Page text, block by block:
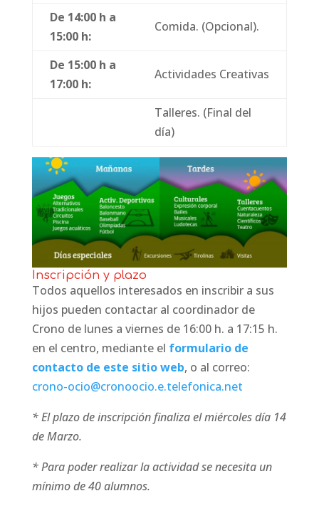
De 14:00 h a
15:00 h:
Comida. (Opcional).
De 15:00 h a
17:00 h:
Actividades Creativas
Talleres. (Final del
día)
Inscripción y plazo
Todos aquellos interesados en inscribir a sus
hijos pueden contactar al coordinador de
Crono de lunes a viernes de 16:00 h. a 17:15 h.
en el centro, mediante el formulario de
contacto de este sitio web, o al correo:
crono-ocio@cronoocio.e.telefonica.net
* El plazo de inscripción finaliza el miércoles día 14
de Marzo.
* Para poder realizar la actividad se necesita un
mínimo de 40 alumnos.